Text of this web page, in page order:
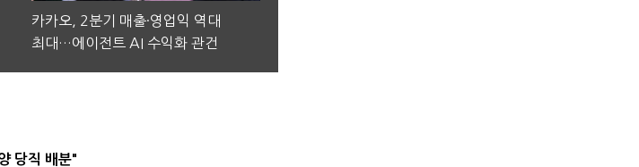
카카오, 2분기 매출·영업익 역대
최대…에이전트 AI 수익화 관건
당직 배분"